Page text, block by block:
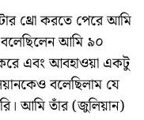
থ্রো করতে পেরে আমি
আমি ৯০
করে এবং আবহাওয়া একটু
বলেছিলাম যে
আমি তাঁর (জুলিয়ান)